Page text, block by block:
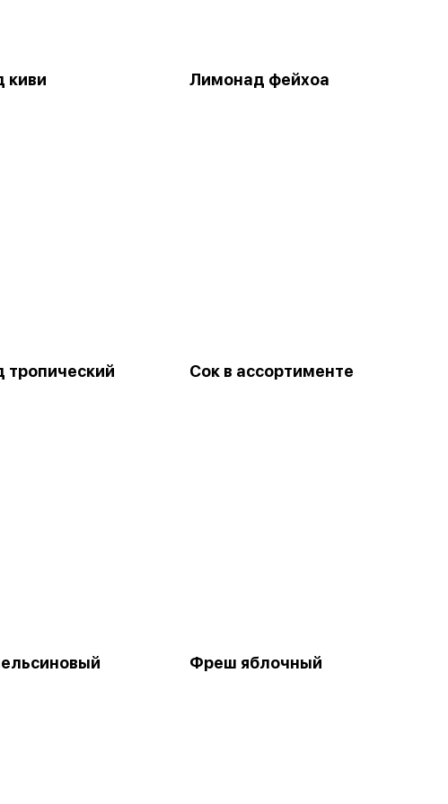
киви Лимонад фейхоа
Сок в ассортименте
Фреш яблочный